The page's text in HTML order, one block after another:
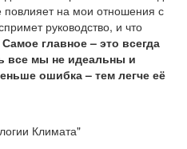
на мои отношения с
руководство, и что
Самое главное – это всегда
все мы не идеальны и
ошибка – тем легче её
Климата"